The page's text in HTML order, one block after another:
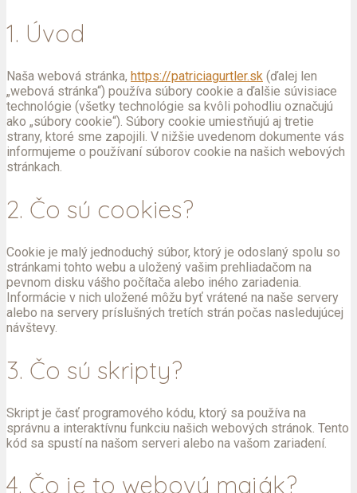
1. Úvod
Naša webová stránka, https://patriciagurtler.sk (ďalej len
„webová stránka“) používa súbory cookie a ďalšie súvisiace
technológie (všetky technológie sa kvôli pohodliu označujú
ako „súbory cookie“). Súbory cookie umiestňujú aj tretie
strany, ktoré sme zapojili. V nižšie uvedenom dokumente vás
informujeme o používaní súborov cookie na našich webových
stránkach.
2. Čo sú cookies?
Cookie je malý jednoduchý súbor, ktorý je odoslaný spolu so
stránkami tohto webu a uložený vašim prehliadačom na
pevnom disku vášho počítača alebo iného zariadenia.
Informácie v nich uložené môžu byť vrátené na naše servery
alebo na servery príslušných tretích strán počas nasledujúcej
návštevy.
3. Čo sú skripty?
Skript je časť programového kódu, ktorý sa používa na
správnu a interaktívnu funkciu našich webových stránok. Tento
kód sa spustí na našom serveri alebo na vašom zariadení.
4. Čo je to webový maják?